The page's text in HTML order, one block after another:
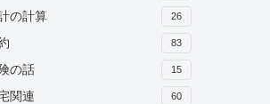
の計算 26
83
の話 15
関連 60